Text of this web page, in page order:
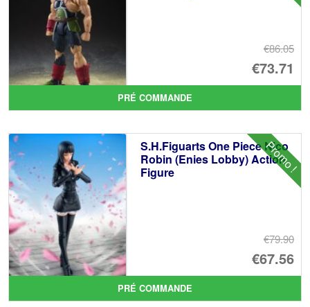
€86.05
€73.71
Le
PRÉ COMMANDE
Promo !
S.H.Figuarts One Piece Nico
Robin (Enies Lobby) Action
Figure
€79.90
Le
€67.56
Le
PRÉ COMMANDE